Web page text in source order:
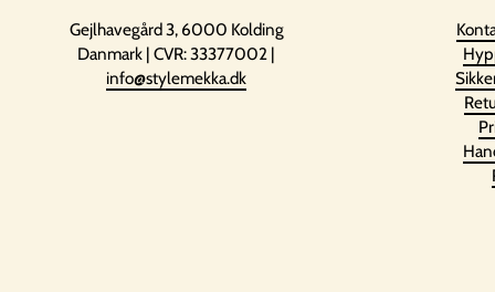
Gejlhavegård 3, 6000 Kolding
Danmark | CVR: 33377002 |
info@stylemekka.dk